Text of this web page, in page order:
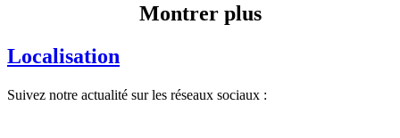
Montrer plus
Localisation
Suivez notre actualité sur les réseaux sociaux :